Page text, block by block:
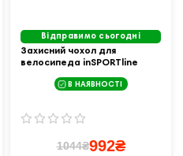
Відправимо сьогодні
Захисний чохол для
велосипеда inSPORTline
чорний
В НАЯВНОСТІ
1044₴992₴